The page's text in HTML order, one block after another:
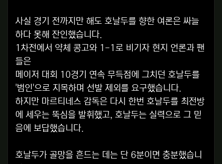
사실 경기 전까지만 해도 호날두를 향한 여론은 싸늘
하다 못해 잔인했습니다.
1차전에서 약체 콩고와 1-1로 비기자 현지 언론과 팬
들은
메이저 대회 10경기 연속 무득점에 그치던 호날두를
'범인'으로 지목하며 선발 제외를 요구했습니다.
하지만 마르티네스 감독은 다시 한번 호날두를 최전방
에 세우는 뚝심을 발휘했고, 호날두는 실력으로 그 믿
음에 보답했습니다.
호날두가 골망을 흔드는 데는 단 6분이면 충분했습니